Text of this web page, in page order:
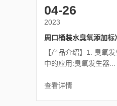
04-26
2023
周口桶装水臭氧添加标
【产品介绍】1. 臭氧
中的应用:臭氧发生器...
查看详情